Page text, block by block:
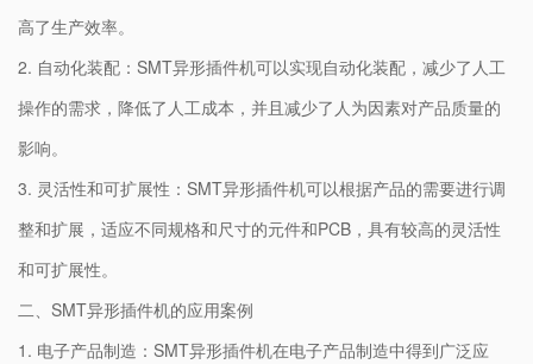
高了生产效率。
2. 自动化装配：SMT异形插件机可以实现自动化装配，减少了人工
操作的需求，降低了人工成本，并且减少了人为因素对产品质量的
影响。
3. 灵活性和可扩展性：SMT异形插件机可以根据产品的需要进行调
整和扩展，适应不同规格和尺寸的元件和PCB，具有较高的灵活性
和可扩展性。
二、SMT异形插件机的应用案例
1. 电子产品制造：SMT异形插件机在电子产品制造中得到广泛应